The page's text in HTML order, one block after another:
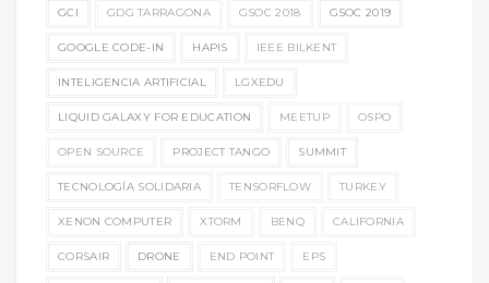
GCI GDG TARRAGONA GSOC 2018 GSOC 2019
GOOGLE CODE-IN HAPIS IEEE BILKENT
INTELIGENCIA ARTIFICIAL LGXEDU
LIQUID GALAXY FOR EDUCATION MEETUP OSPO
OPEN SOURCE PROJECT TANGO SUMMIT
TECNOLOGÍA SOLIDARIA TENSORFLOW TURKEY
XENON COMPUTER XTORM BENQ CALIFORNIA
CORSAIR DRONE END POINT EPS